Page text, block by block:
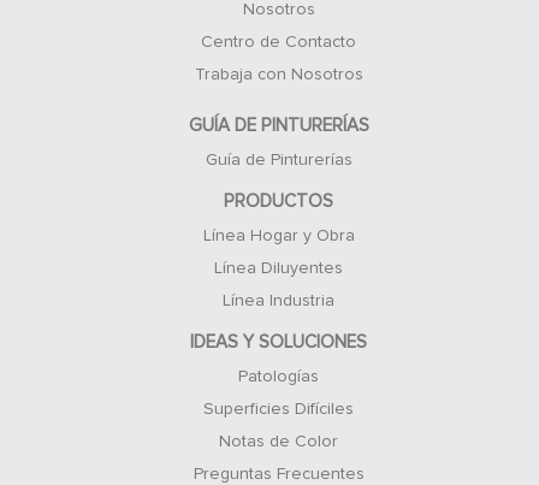
Nosotros
Centro de Contacto
Trabaja con Nosotros
GUÍA DE PINTURERÍAS
Guía de Pinturerías
PRODUCTOS
Línea Hogar y Obra
Línea Diluyentes
Línea Industria
IDEAS Y SOLUCIONES
Patologías
Superficies Difíciles
Notas de Color
Preguntas Frecuentes